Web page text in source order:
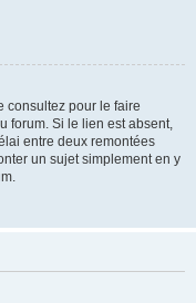
consultez pour le faire
forum. Si le lien est absent,
entre deux remontées
un sujet simplement en y